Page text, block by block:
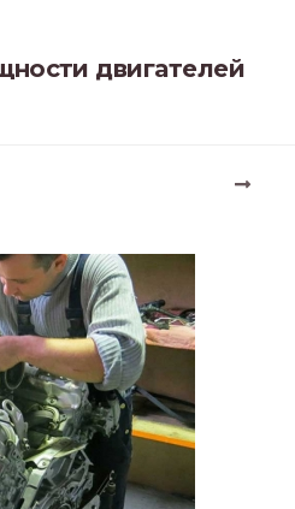
двигателей